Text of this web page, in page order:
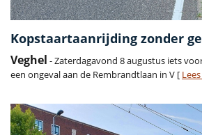
Kopstaartaanrijding zonder
Veghel - Zaterdagavond 8 augustus iets
een ongeval aan de Rembrandtlaan in V [